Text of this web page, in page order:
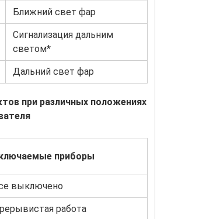
Ближний свет фар
Сигнализация дальним
светом*
Дальний свет фар
при различных положениях
приборы
выключено
работа